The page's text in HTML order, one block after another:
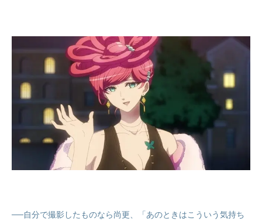
──自分で撮影したものなら尚更、「あのときはこういう気持ち